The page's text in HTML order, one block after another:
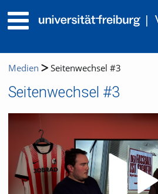
Medien Seitenwechsel #3
Seitenwechsel #3